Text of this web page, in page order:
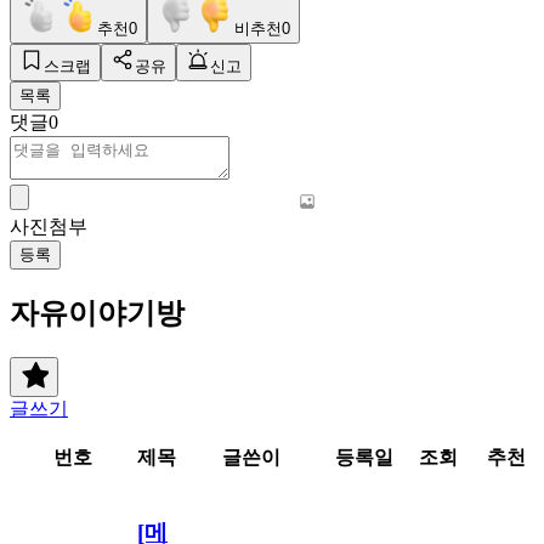
추천0 비추천0
스크랩 공유
신고
목록
댓글0
사진첨부
등록
자유이야기방
글쓰기
번호 제목 글쓴이 등록일 조회 추천
[메